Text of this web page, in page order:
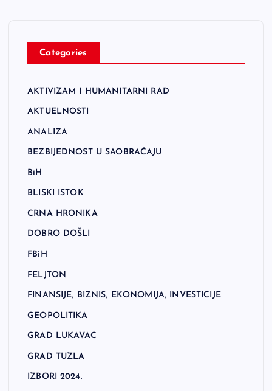
Categories
AKTIVIZAM I HUMANITARNI RAD
AKTUELNOSTI
ANALIZA
BEZBIJEDNOST U SAOBRAĆAJU
BiH
BLISKI ISTOK
CRNA HRONIKA
DOBRO DOŠLI
FBiH
FELJTON
FINANSIJE, BIZNIS, EKONOMIJA, INVESTICIJE
GEOPOLITIKA
GRAD LUKAVAC
GRAD TUZLA
IZBORI 2024.